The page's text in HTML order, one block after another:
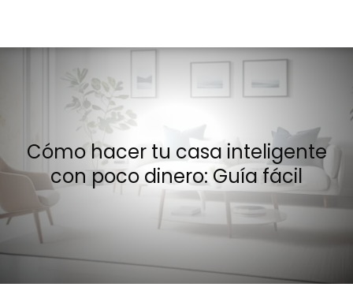
Cómo hacer tu casa inteligente
con poco dinero: Guía fácil